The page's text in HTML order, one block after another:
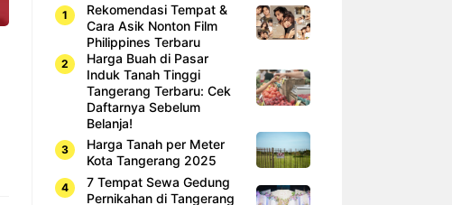
Rekomendasi Tempat &
Cara Asik Nonton Film
Philippines Terbaru
Harga Buah di Pasar
Induk Tanah Tinggi
Tangerang Terbaru: Cek
Daftarnya Sebelum
Belanja!
Harga Tanah per Meter
Kota Tangerang 2025
7 Tempat Sewa Gedung
Pernikahan di Tangerang